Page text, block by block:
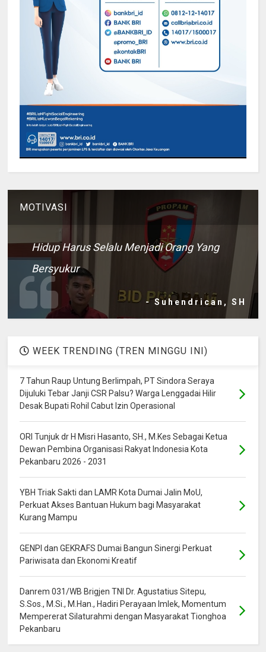
MOTIVASI
Hidup Harus Selalu Menjadi Orang Yang
Bersyukur
- Suhendrican, SH
WEEK TRENDING (TREN MINGGU INI)
7 Tahun Raup Untung Berlimpah, PT Sindora Seraya
Dijuluki Tebar Janji CSR Palsu? Warga Lenggadai Hilir
Desak Bupati Rohil Cabut Izin Operasional
ORI Tunjuk dr H Misri Hasanto, SH., M.Kes Sebagai Ketua
Dewan Pembina Organisasi Rakyat Indonesia Kota
Pekanbaru 2026 - 2031
YBH Triak Sakti dan LAMR Kota Dumai Jalin MoU,
Perkuat Akses Bantuan Hukum bagi Masyarakat
Kurang Mampu
GENPI dan GEKRAFS Dumai Bangun Sinergi Perkuat
Pariwisata dan Ekonomi Kreatif
Danrem 031/WB Brigjen TNI Dr. Agustatius Sitepu,
S.Sos., M.Si., M.Han., Hadiri Perayaan Imlek, Momentum
Mempererat Silaturahmi dengan Masyarakat Tionghoa
Pekanbaru